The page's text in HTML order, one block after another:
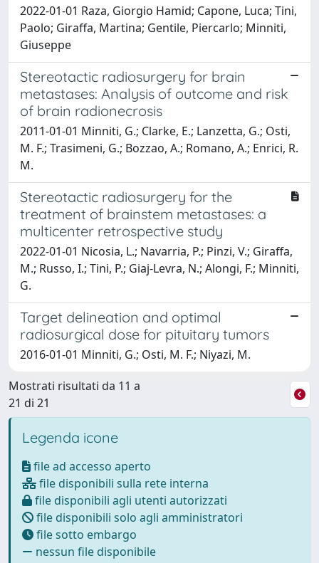
2022-01-01 Raza, Giorgio Hamid; Capone, Luca; Tini,
Paolo; Giraffa, Martina; Gentile, Piercarlo; Minniti,
Giuseppe
Stereotactic radiosurgery for brain
metastases: Analysis of outcome and risk
of brain radionecrosis
2011-01-01 Minniti, G.; Clarke, E.; Lanzetta, G.; Osti,
M. F.; Trasimeni, G.; Bozzao, A.; Romano, A.; Enrici, R.
M.
Stereotactic radiosurgery for the
treatment of brainstem metastases: a
multicenter retrospective study
2022-01-01 Nicosia, L.; Navarria, P.; Pinzi, V.; Giraffa,
M.; Russo, I.; Tini, P.; Giaj-Levra, N.; Alongi, F.; Minniti,
G.
Target delineation and optimal
radiosurgical dose for pituitary tumors
2016-01-01 Minniti, G.; Osti, M. F.; Niyazi, M.
Mostrati risultati da 11 a
21 di 21
Legenda icone
file ad accesso aperto
file disponibili sulla rete interna
file disponibili agli utenti autorizzati
file disponibili solo agli amministratori
file sotto embargo
nessun file disponibile